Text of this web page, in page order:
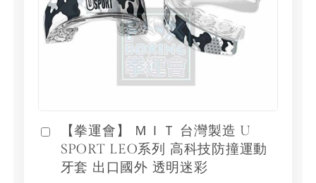
【拳運會】 ＭＩＴ 台灣製造 U
SPORT LEO系列 高科技防撞運動
牙套 出口國外 透明迷彩